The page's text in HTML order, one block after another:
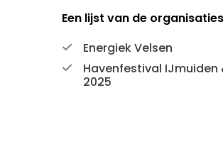
Een lijst van de
Energiek Velsen
Havenfestival IJmuiden
2025